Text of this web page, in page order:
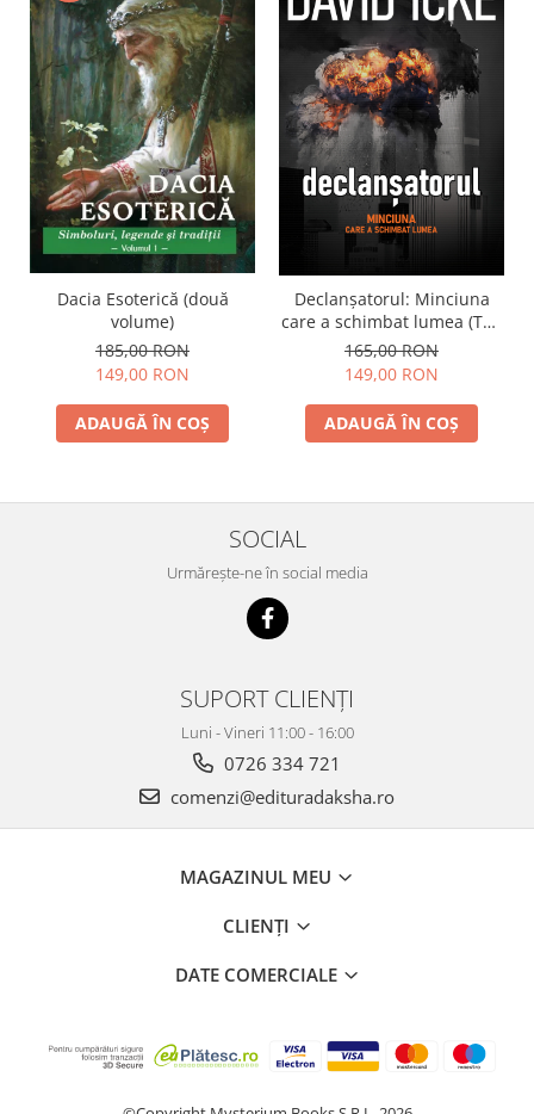
Dacia Esoterică (două
volume)
185,00 RON
149,00 RON
ADAUGĂ ÎN COȘ
Declanșatorul: Minciuna
care a schimbat lumea (The
Trigger) - două volume
165,00 RON
149,00 RON
ADAUGĂ ÎN COȘ
SOCIAL
Urmărește-ne în social media
SUPORT CLIENȚI
Luni - Vineri 11:00 - 16:00
0726 334 721
comenzi@edituradaksha.ro
MAGAZINUL MEU
CLIENȚI
DATE COMERCIALE